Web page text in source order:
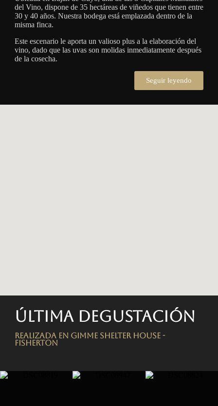
del Vino, dispone de 35 hectáreas de viñedos que tienen entre
30 y 40 años. Nuestra bodega está emplazada dentro de la
misma finca.
Este escenario le aporta un valioso plus a la elaboración del
vino, dado que las uvas son molidas inmediatamente después
de la cosecha.
Seguir leyendo
Última degustación
Realizada en Gimme Shelter House -
FISHERTON